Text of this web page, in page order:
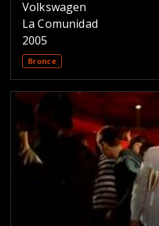
Volkswagen
La Comunidad
2005
Bronce